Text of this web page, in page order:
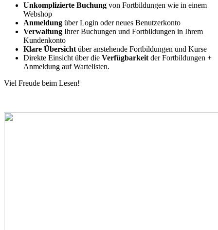
Unkomplizierte Buchung von Fortbildungen wie in einem
Webshop
Anmeldung über Login oder neues Benutzerkonto
Verwaltung Ihrer Buchungen und Fortbildungen in Ihrem
Kundenkonto
Klare Übersicht über anstehende Fortbildungen und Kurse
Direkte Einsicht über die Verfügbarkeit der Fortbildungen +
Anmeldung auf Wartelisten.
Viel Freude beim Lesen!